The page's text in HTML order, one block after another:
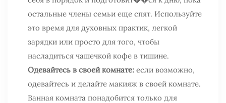
остальные члены семьи еще спят. Используйте
это время для духовных практик, легкой
зарядки или просто для того, чтобы
насладиться чашечкой кофе в тишине.
Одевайтесь в своей комнате: если возможно,
одевайтесь и делайте макияж в своей комнате.
Ванная комната понадобится только для